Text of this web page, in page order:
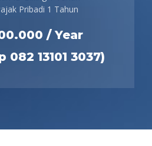
Pribadi 1 Tahun
/ Year
13101 3037)